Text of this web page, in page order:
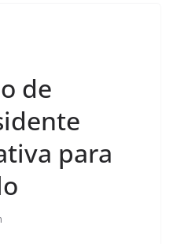
de
para